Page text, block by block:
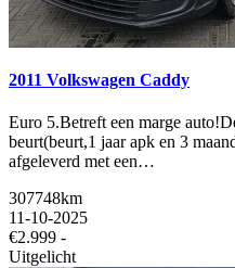
2011 Volkswagen Caddy
Euro 5.Betreft een marge
beurt(beurt,1 jaar apk en 3
afgeleverd met een…
307748km
11-10-2025
€2.999 -
Uitgelicht